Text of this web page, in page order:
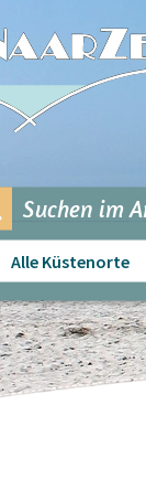
Suchen im
Alle Küstenorte